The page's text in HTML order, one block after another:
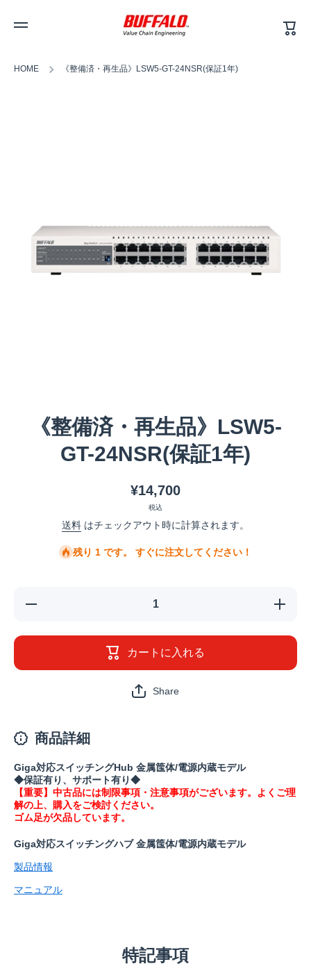
ー
ト
HOME 《整備済・再生品》LSW5-GT-24NSR(保証1年)
《整備済・再生品》LSW5-
GT-24NSR(保証1年)
¥14,700
税込
送料 はチェックアウト時に計算されます。
残り 1 です。 すぐに注文してください！
《整備
LSW5-
証1年)の
《整備
LSW5-
24NSR(
証1年)の
カートに入れる
Share
商品詳細
Giga対応スイッチングHub 金属筺体/電源内蔵モデル
◆保証有り、サポート有り◆
【重要】中古品には制限事項・注意事項がございます。よくご理
解の上、購入をご検討ください。
ゴム足が欠品しています。
Giga対応スイッチングハブ 金属筺体/電源内蔵モデル
製品情報
マニュアル
特記事項